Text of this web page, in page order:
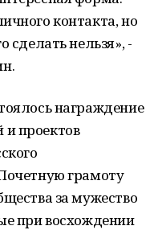
контакта, но
сделать нельзя», -
награждение
проектов
грамоту
за мужество
при восхождении